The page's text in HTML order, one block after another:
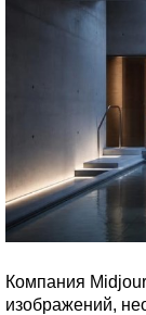
Компания
изображений,